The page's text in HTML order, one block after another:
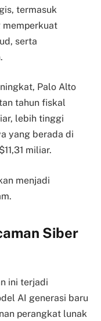
termasuk
memperkuat
serta
Palo Alto
tahun fiskal
lebih tinggi
yang berada di
miliar.
menjadi
Siber
ini terjadi
AI generasi baru
perangkat lunak